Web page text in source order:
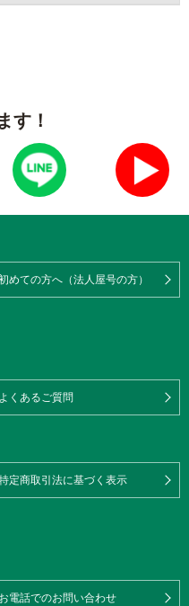
す！
めての方へ（法人屋号の方）
よくあるご質問
定商取引法に基づく表示
お電話でのお問い合わせ